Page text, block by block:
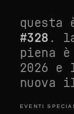
questa
#328 .
piena
2026 e
nuova
eventi speciali
EVENTI